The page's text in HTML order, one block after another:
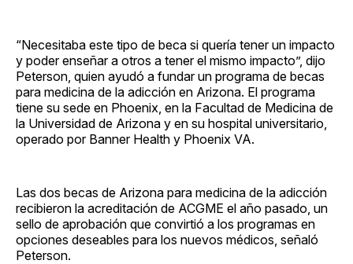
“Necesitaba este tipo de beca si quería tener un impacto
y poder enseñar a otros a tener el mismo impacto”, dijo
Peterson, quien ayudó a fundar un programa de becas
para medicina de la adicción en Arizona. El programa
tiene su sede en Phoenix, en la Facultad de Medicina de
la Universidad de Arizona y en su hospital universitario,
operado por Banner Health y Phoenix VA.
Las dos becas de Arizona para medicina de la adicción
recibieron la acreditación de ACGME el año pasado, un
sello de aprobación que convirtió a los programas en
opciones deseables para los nuevos médicos, señaló
Peterson.